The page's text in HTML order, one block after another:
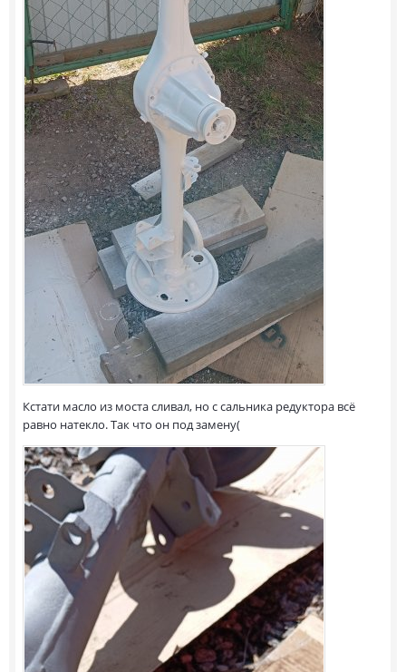
Кстати масло из моста сливал, но с сальника редуктора всё
равно натекло. Так что он под замену(